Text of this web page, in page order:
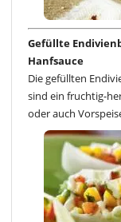
Gefüllte
Hanfsauce
Die gefüllten
sind ein fruchtig-
oder auch